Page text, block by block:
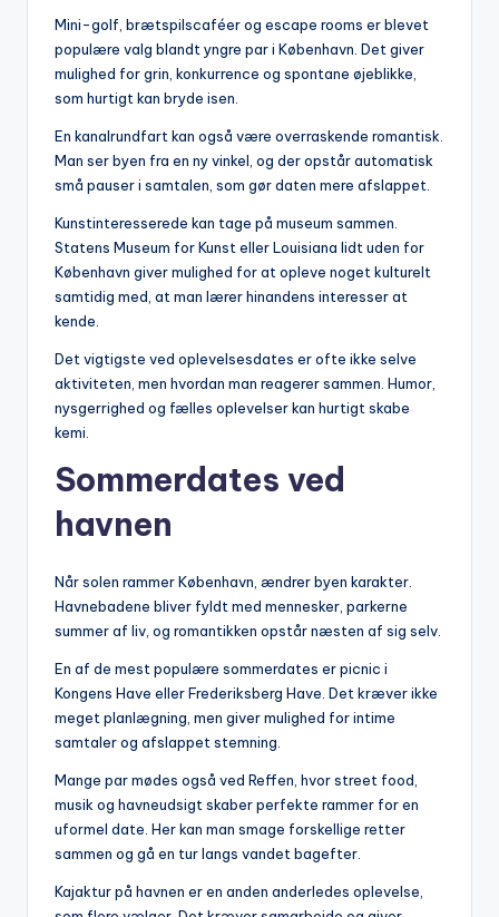
Mini-golf, brætspilscaféer og escape rooms er blevet
populære valg blandt yngre par i København. Det giver
mulighed for grin, konkurrence og spontane øjeblikke,
som hurtigt kan bryde isen.
En kanalrundfart kan også være overraskende romantisk.
Man ser byen fra en ny vinkel, og der opstår automatisk
små pauser i samtalen, som gør daten mere afslappet.
Kunstinteresserede kan tage på museum sammen.
Statens Museum for Kunst eller Louisiana lidt uden for
København giver mulighed for at opleve noget kulturelt
samtidig med, at man lærer hinandens interesser at
kende.
Det vigtigste ved oplevelsesdates er ofte ikke selve
aktiviteten, men hvordan man reagerer sammen. Humor,
nysgerrighed og fælles oplevelser kan hurtigt skabe
kemi.
Sommerdates ved
havnen
Når solen rammer København, ændrer byen karakter.
Havnebadene bliver fyldt med mennesker, parkerne
summer af liv, og romantikken opstår næsten af sig selv.
En af de mest populære sommerdates er picnic i
Kongens Have eller Frederiksberg Have. Det kræver ikke
meget planlægning, men giver mulighed for intime
samtaler og afslappet stemning.
Mange par mødes også ved Reffen, hvor street food,
musik og havneudsigt skaber perfekte rammer for en
uformel date. Her kan man smage forskellige retter
sammen og gå en tur langs vandet bagefter.
Kajaktur på havnen er en anden anderledes oplevelse,